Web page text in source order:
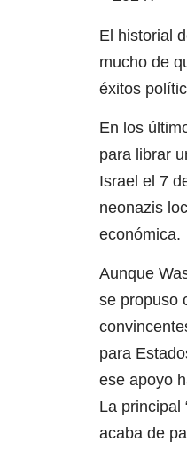
El historial
mucho de
éxitos
En los
para librar
Israel el 7
neonazis
económica.
Aunque
se propuso
para
ese apoyo
La principal
acaba de